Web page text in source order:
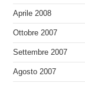
Aprile 2008
Ottobre 2007
Settembre 2007
Agosto 2007